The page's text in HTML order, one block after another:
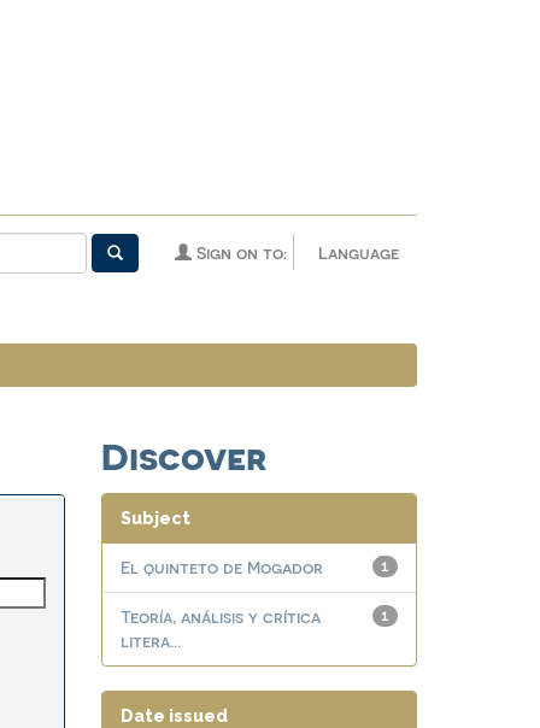
Language
Sign on to:
Discover
Subject
1
El quinteto de Mogador
1
Teoría, análisis y crítica
litera...
Date issued